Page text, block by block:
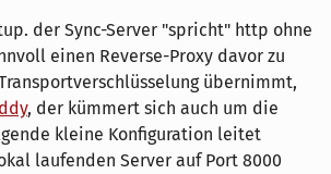
der Sync-Server "spricht" http ohne
einen Reverse-Proxy davor zu
übernimmt,
, der kümmert sich auch um die
kleine Konfiguration leitet
laufenden Server auf Port 8000